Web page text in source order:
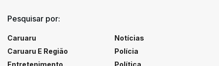
Pesquisar por:
Caruaru
Caruaru E Região
Notícias
Polícia